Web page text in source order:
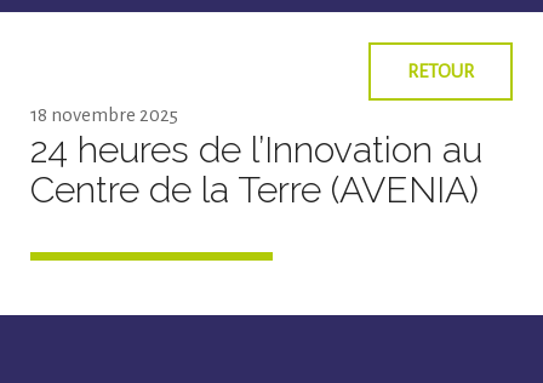
RETOUR
18 novembre 2025
24 heures de l’Innovation au
Centre de la Terre (AVENIA)